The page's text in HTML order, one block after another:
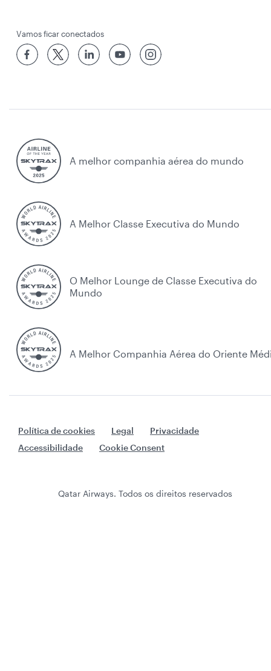
Vamos ficar conectados
A melhor companhia aérea do mundo
A Melhor Classe Executiva do Mundo
O Melhor Lounge de Classe Executiva do
Mundo
A Melhor Companhia Aérea do Oriente
Política de cookies Legal
Privacidade
Accessibilidade
Cookie Consent
Qatar Airways. Todos os direitos reservados